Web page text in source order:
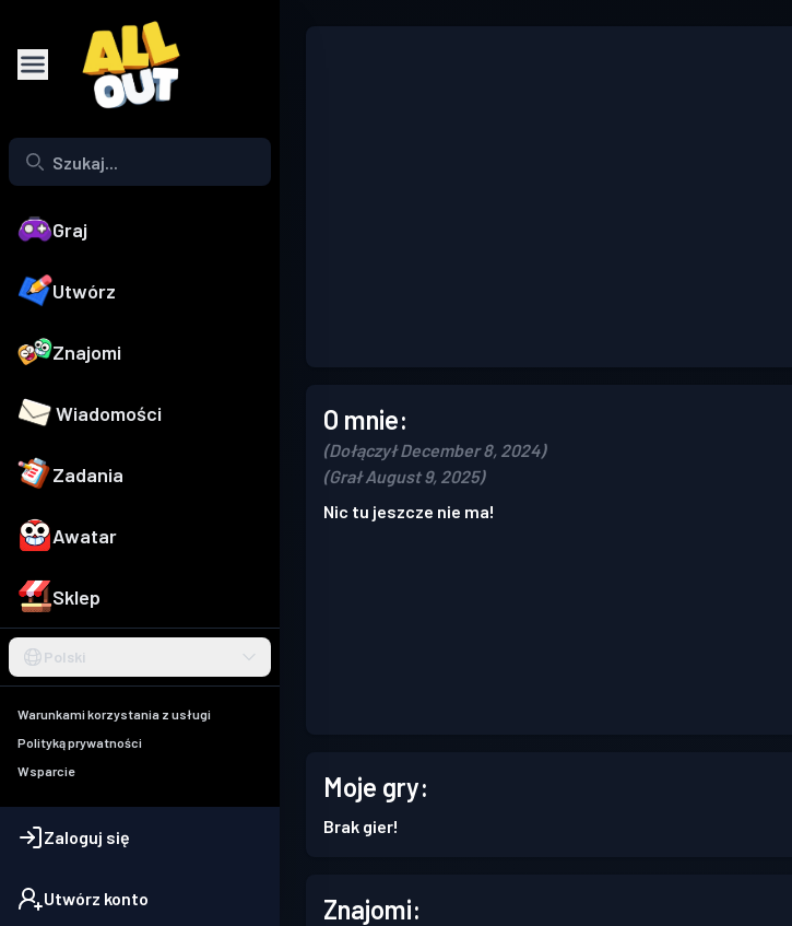
Graj
Utwórz
Znajomi
Wiadomości
Zadania
Awatar
Sklep
Polski
Warunkami korzystania z usługi
Polityką prywatności
Wsparcie
Zaloguj się
Utwórz konto
O mnie:
(Dołączył December 8, 2024)
(Grał August 9, 2025)
Nic tu jeszcze nie ma!
Moje gry:
Brak gier!
Znajomi: